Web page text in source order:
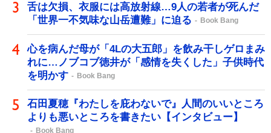
舌は欠損、衣服には高放射線…9人の若者が死んだ
「世界一不気味な山岳遭難」に迫る
Book Bang
心を病んだ母が「4Lの大五郎」を飲み干しゲロまみ
れに…ノブコブ徳井が「感情を失くした」子供時代
を明かす
Book Bang
石田夏穂『わたしを庇わないで』人間のいいところ
よりも悪いところを書きたい【インタビュー】
Book Bang